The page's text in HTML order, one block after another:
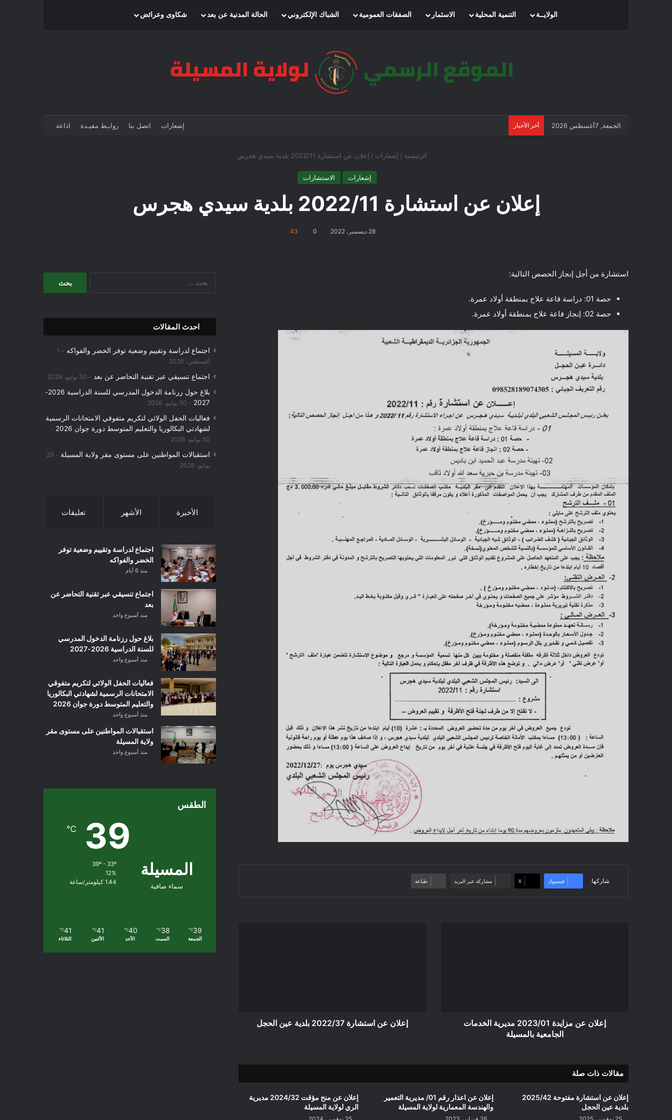
الرئيسيةالولايــة التنمية المحلية الاسثمار الصفقات العمومية الشباك الإلكتروني الحالة المدنية عن بعد شكاوى وعرائض
الجمعة, 7أغسطس 2026 آخر الأخبار إشعارات اتصل بنا روابـط مفيـدة اذاعة
الرئيسية / إشعارات / إعلان عن استشارة 2022/11 بلدية سيدي هجرس
إشعارات الاستشارات
إعلان عن استشارة 2022/11 بلدية سيدي هجرس
28 ديسمبر، 2022 0
43
استشارة من أجل إنجاز الحصص التالية:
حصة 01: دراسة قاعة علاج بمنطقة أولاد عمرة.
حصة 02: إنجاز قاعة علاج بمنطقة أولاد عمرة.
شاركها فيسبوك ‫X مشاركة عبر البريد طباعة
إعلان عن مزايدة 2023/01 مديرية الخدمات
الجامعية بالمسيلة
إعلان عن استشارة 2022/37 بلدية عين الحجل
مقالات ذات صلة
إعلان عن استشارة مفتوحة 2025/42
بلدية عين الحجل
إعلان عن اعذار رقم 01/ مديرية التعمير
والهندسة المعمارية لولاية المسيلة
إعلان عن منح مؤقت 2024/32 مديرية
الري لولاية المسيلة
احدث المقالات
اجتماع لدراسة وتقييم وضعية توفر الخضر والفواكه
1
أغسطس، 2026
اجتماع تنسيقي عبر تقنية التحاضر عن بعد 30 يوليو، 2026
بلاغ حول رزنامة الدخول المدرسي للسنة الدراسية 2026-
2027
30 يوليو، 2026
فعاليات الحفل الولائي لتكريم متفوقي الامتحانات الرسمية
لشهادتي البكالوريا والتعليم المتوسط دورة جوان 2026
30 يوليو، 2026
استقبالات المواطنين على مستوى مقر ولاية المسيلة
29
يوليو، 2026
الأخيرة الأشهر تعليقات
اجتماع لدراسة وتقييم وضعية توفر
الخضر والفواكه
منذ 6 أيام
اجتماع تنسيقي عبر تقنية التحاضر عن
بعد
منذ أسبوع واحد
بلاغ حول رزنامة الدخول المدرسي
للسنة الدراسية 2026-2027
منذ أسبوع واحد
فعاليات الحفل الولائي لتكريم متفوقي
الامتحانات الرسمية لشهادتي البكالوريا
والتعليم المتوسط دورة جوان 2026
منذ أسبوع واحد
استقبالات المواطنين على مستوى مقر
ولاية المسيلة
منذ أسبوع واحد
الطقس
المسيلة
سماء صافية
39
℃
39º - 33º
12%
1.44 كيلومتر/ساعة
39
℃
الجمعة
38
℃
السبت
40
℃
الأحد
41
℃
الأثنين
41
℃
الثلاثاء